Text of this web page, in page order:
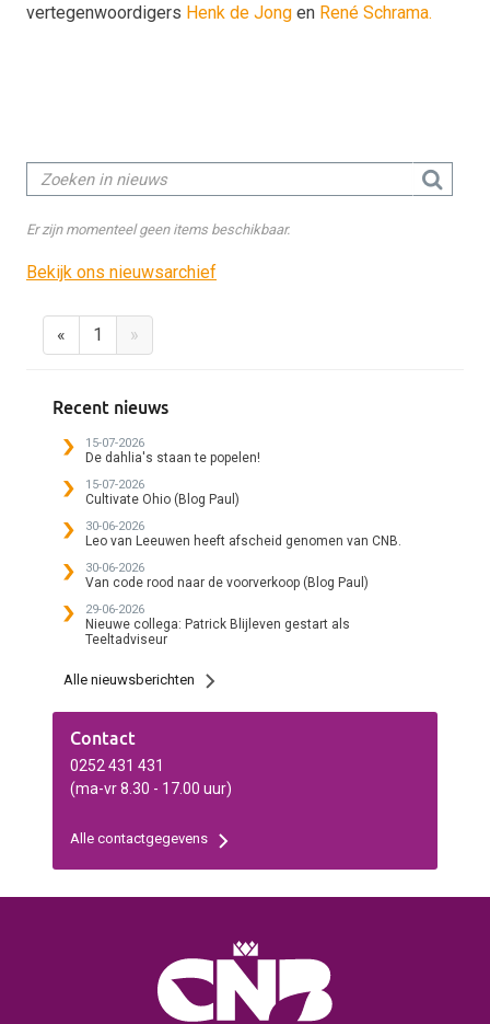
vertegenwoordigers Henk de Jong en René Schrama.
Er zijn momenteel geen items beschikbaar.
Bekijk ons nieuwsarchief
« 1 »
Recent nieuws
15-07-2026
De dahlia's staan te popelen!
15-07-2026
Cultivate Ohio (Blog Paul)
30-06-2026
Leo van Leeuwen heeft afscheid genomen van CNB.
30-06-2026
Van code rood naar de voorverkoop (Blog Paul)
29-06-2026
Nieuwe collega: Patrick Blijleven gestart als
Teeltadviseur
Alle nieuwsberichten
Contact
0252 431 431
(ma-vr 8.30 - 17.00 uur)
Alle contactgegevens